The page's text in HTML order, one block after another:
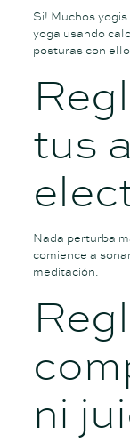
Si! Muchos
yoga usando
posturas con
tus
Nada perturba
comience a
meditación.
ni